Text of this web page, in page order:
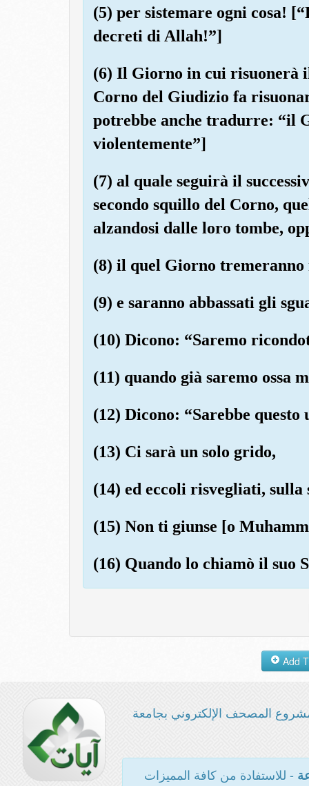
(5) per sistemare ogni cosa!
decreti di Allah!”]
(6) Il Giorno in cui risuonerà
Corno del Giudizio fa
potrebbe anche tradurre: “il
violentemente”]
(7) al quale seguirà il
secondo squillo del Corno,
alzandosi dalle loro tombe,
(8) il quel Giorno
(9) e saranno abbassati gli
(10) Dicono: “Saremo
(11) quando già saremo ossa
(12) Dicono: “Sarebbe
(13) Ci sarà un solo grido,
(14) ed eccoli risvegliati,
(15) Non ti giunse [o
(16) Quando lo chiamò il suo
المصحف الإلكتروني بجامعة
- للاستفادة من كافة المميزات